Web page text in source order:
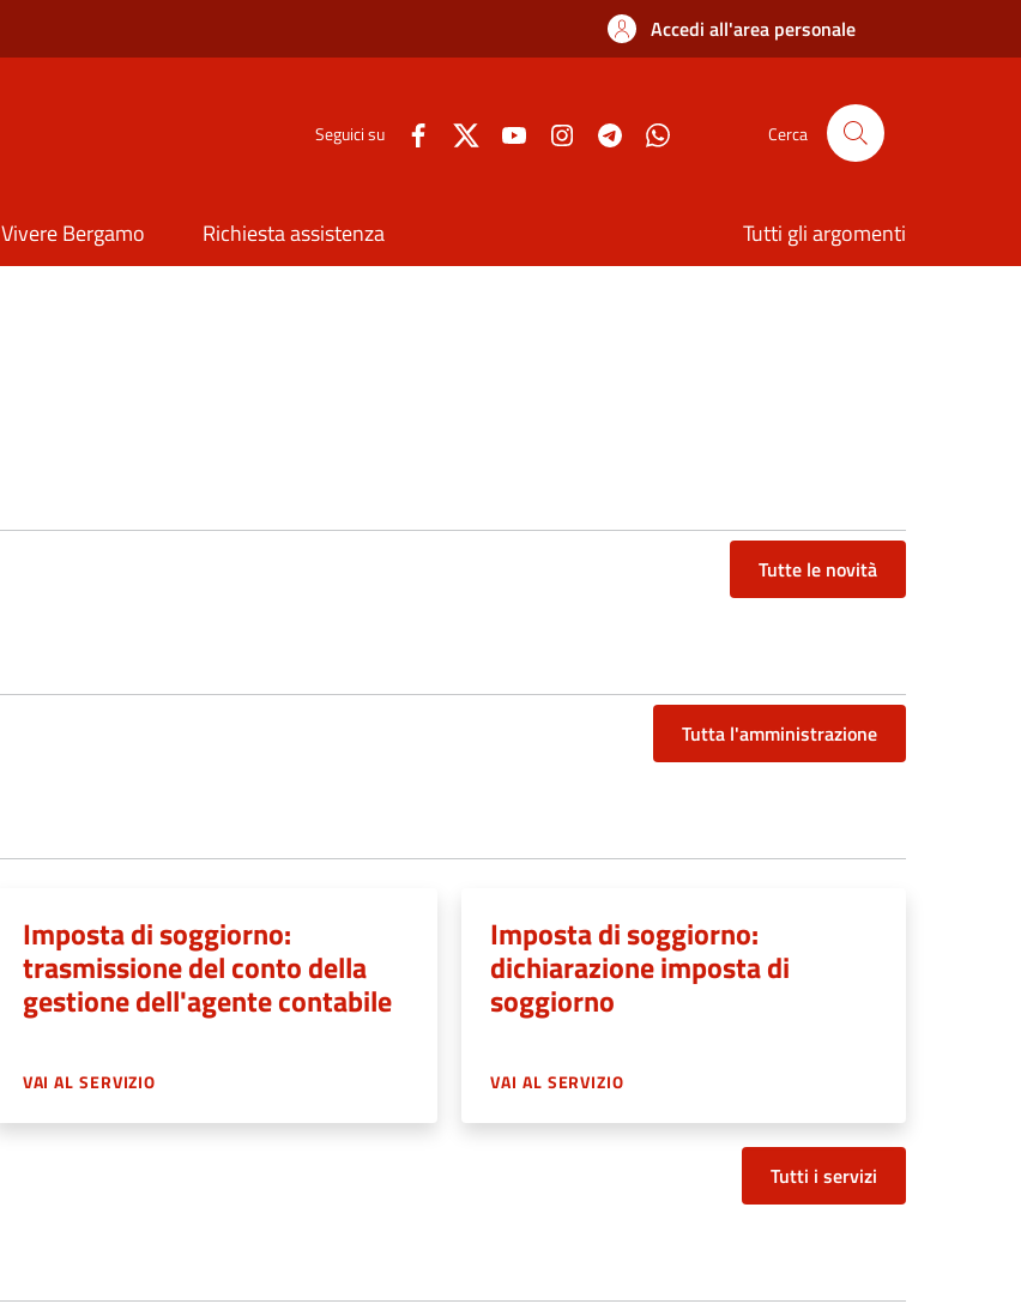
Accedi all'area personale
Seguici su Cerca
Vivere Bergamo Richiesta assistenza Tutti gli argomenti
Tutte le novità
Tutta l'amministrazione
Imposta di soggiorno:
trasmissione del conto della
gestione dell'agente contabile
VAI AL SERVIZIO
Imposta di soggiorno:
dichiarazione imposta di
soggiorno
VAI AL SERVIZIO
Tutti i servizi